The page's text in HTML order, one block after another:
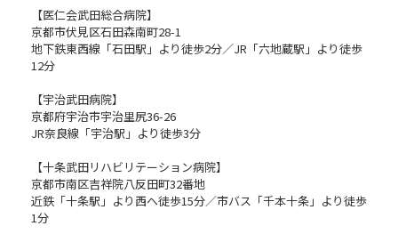
【医仁会武田総合病院】
京都市伏見区石田森南町28-1
地下鉄東西線「石田駅」より徒歩2分／JR「六地蔵駅」より徒歩
12分
【宇治武田病院】
京都府宇治市宇治里尻36-26
JR奈良線「宇治駅」より徒歩3分
【十条武田リハビリテーション病院】
京都市南区吉祥院八反田町32番地
近鉄「十条駅」より西へ徒歩15分／市バス「千本十条」より徒歩
1分